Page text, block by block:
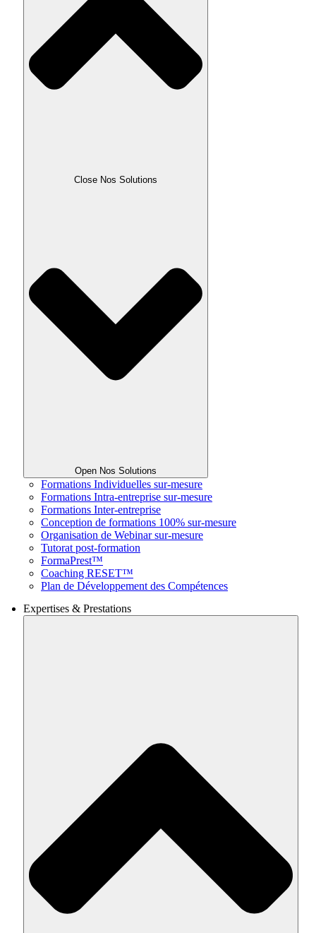
Close Nos Solutions
Open Nos Solutions
Formations Individuelles sur-mesure
Formations Intra-entreprise sur-mesure
Formations Inter-entreprise
Conception de formations 100% sur-mesure
Organisation de Webinar sur-mesure
Tutorat post-formation
FormaPrest™
Coaching RESET™
Plan de Développement des Compétences
Expertises & Prestations